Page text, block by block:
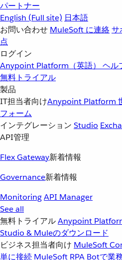
パートナー
English (Full site) 日本語
お問い合わせ MuleSoft に連絡サ
点
ログイン
Anypoint Platform（英語） ヘル
無料トライアル
製品
IT担当者向けAnypoint Platform
フォーム
インテグレーション Studio
API管理
Flex Gateway新着情報
Governance新着情報
MonitoringAPI Manager
See all
無料トライアルAnypoint
Studio & Muleのダウンロード
ビジネス担当者向け MuleSoft
単に接続 MuleSoft RPA Botで業